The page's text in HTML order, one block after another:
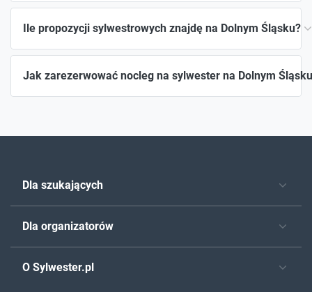
Ile propozycji sylwestrowych znajdę na Dolnym Śląsku?
Jak zarezerwować nocleg na sylwester na Dolnym
Dla szukających
Dla organizatorów
O Sylwester.pl